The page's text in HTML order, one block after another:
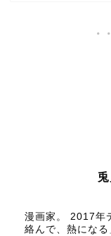
漫画家。 2017年
絡んで、熱にな